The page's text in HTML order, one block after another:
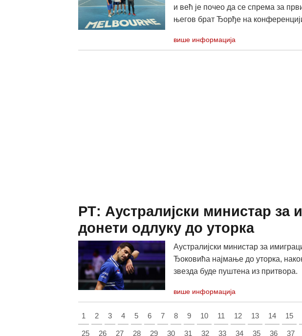
и већ је почео да се спрема за
његов брат Ђорђе на
више информација
РТ: Аустралијски министар за
донети одлуку до уторка
Аустралијски министар за
Ђоковића најмање до уторка,
звезда буде пуштена из притвора.
више информација
1 2 3 4 5 6 7 8 9 10 11 12 13 14 15
25 26 27 28 29 30 31 32 33 34 35 36 37